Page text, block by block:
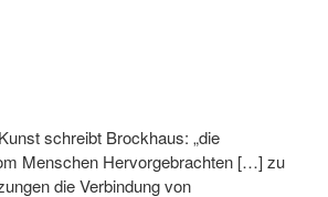
schreibt Brockhaus: „die
Menschen Hervorgebrachten […] zu
die Verbindung von